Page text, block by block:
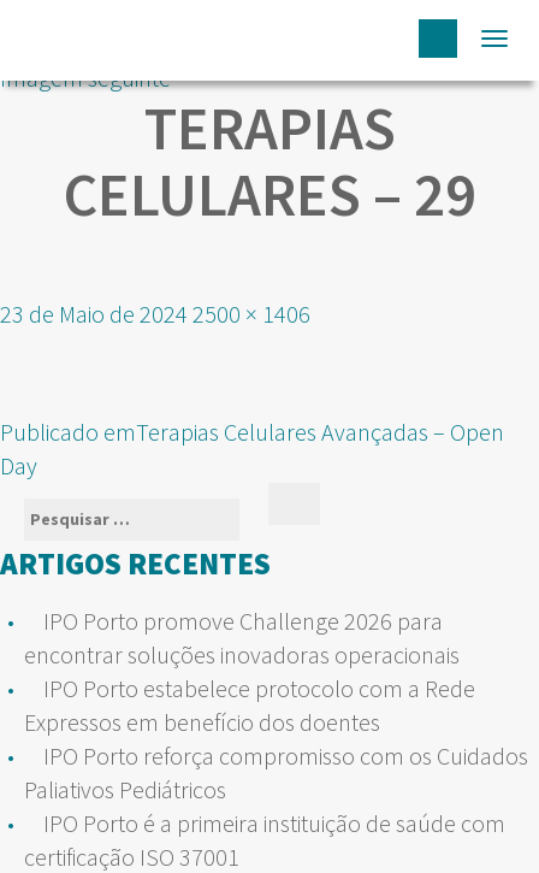
Imagem seguinte
TERAPIAS
CELULARES – 29
Publicado
23 de Maio de 2024 Tamanho
2500 × 1406
NAVEGAÇÃO
DE
ARTIGOS
Publicado emTerapias Celulares Avançadas – Open
Day
Pesquisar
por:
ARTIGOS RECENTES
IPO Porto promove Challenge 2026 para
encontrar soluções inovadoras operacionais
IPO Porto estabelece protocolo com a Rede
Expressos em benefício dos doentes
IPO Porto reforça compromisso com os Cuidados
Paliativos Pediátricos
IPO Porto é a primeira instituição de saúde com
certificação ISO 37001